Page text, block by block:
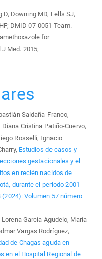
D, Downing MD, Eells SJ,
DMID 07-0051 Team.
for
Med. 2015;
Saldaña-Franco,
Cristina Patiño-Cuervo,
Rosselli, Ignacio
Estudios de casos y
gestacionales y el
en recién nacidos de
durante el periodo 2001-
(2024): Volumen 57 número
García Agudelo, María
Vargas Rodríguez,
de Chagas aguda en
en el Hospital Regional de